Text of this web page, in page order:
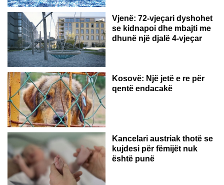
Vjenë: 72-vjeçari dyshohet
se kidnapoi dhe mbajti me
dhunë një djalë 4-vjeçar
Kosovë: Një jetë e re për
qentë endacakë
Kancelari austriak thotë se
kujdesi për fëmijët nuk
është punë